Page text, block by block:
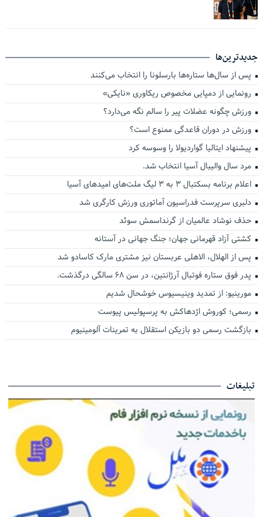
جدیدترین‌ها
پس از سال‌ها ستاره‌ها بارسلونا را انتخاب می‌کنند
رونمایی از دمپایی مخصوص ریکاوری «نایکی»
ورزش چگونه عضلات پیر را سالم نگه می‌دارد؟
ورزش در دوران قاعدگی ممنوع است؟
پیشنهاد ایتالیا گواردیولا را وسوسه کرد
مرد سال والیبال آسیا انتخاب شد.
اعلام برنامه بسکتبال ۳ به ۳ لیگ ملت‌های امیدهای آسیا
دلبری سرپرست فدراسیون آماتوری ورزش کارگری شد
حذف نوشاد عالمیان از گرنداسمش سوئد
کشتی آزاد قهرمانی جهان؛ جنگ جهانی در آستانه
پس از الهلال، الاهلی عربستان نیز مشتری مارک کاسادو شد
پدر فوق ستاره فوتبال آرژانتین، در سن ۶۸ سالگی درگذشت.
مورینیو: از تمدید وینیسیوس خوشحال شدیم
رسمی؛ کوروش اژدهاکش به پرسپولیس پیوست
بازگشت رسمی دو بازیکن استقلال به تمرینات آلومینیوم
تبلیغات